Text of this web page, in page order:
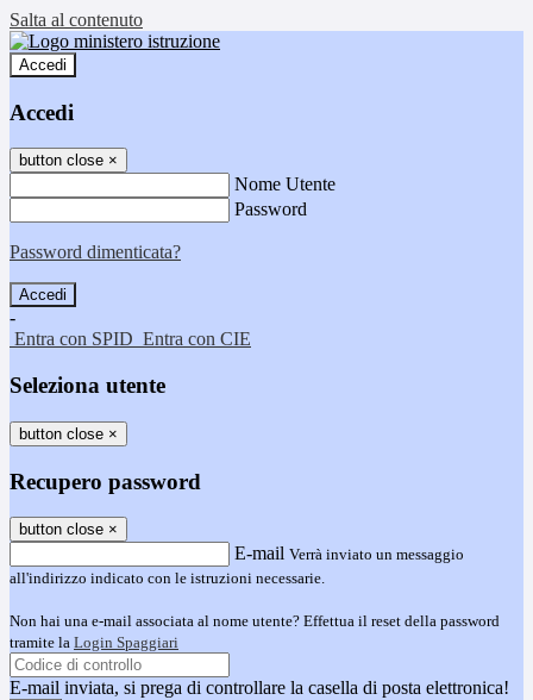
Salta al contenuto
Accedi
Accedi
button close ×
Nome Utente
Password
Password dimenticata?
-
Entra con SPID Entra con CIE
Seleziona utente
button close ×
Recupero password
button close ×
E-mail Verrà inviato un messaggio
all'indirizzo indicato con le istruzioni necessarie.
Non hai una e-mail associata al nome utente? Effettua il reset della password
tramite la Login Spaggiari
E-mail inviata, si prega di controllare la casella di posta elettronica!